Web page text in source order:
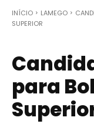
INÍCIO LAMEGO
SUPERIOR
para